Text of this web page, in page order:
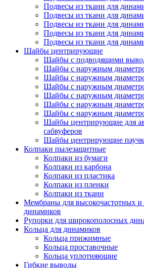
Подвесы из ткани для
Подвесы из ткани для
Подвесы из ткани для
Подвесы из ткани для
Подвесы из ткани для
Шайбы центрирующие
Шайбы с подводящими
Шайбы с наружным
Шайбы с наружным
Шайбы с наружным
Шайбы с наружным
Шайбы с наружным
Шайбы с наружным
Шайбы центрирующие для
сабвуферов
Шайбы центрирующие
Колпаки пылезащитные
Колпаки из бумаги
Колпаки из карбона
Колпаки из пластика
Колпаки из пленки
Колпаки из ткани
Мембраны для высокочастотных и
динамиков
Рупорки для широкополосных
Кольца для динамиков
Кольца прижимные
Кольца проставочные
Кольца уплотняющие
Гибкие выводы